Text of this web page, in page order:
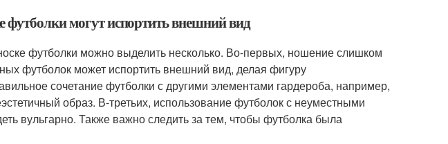
могут испортить внешний вид
футболки можно выделить несколько. Во-первых, ношение слишком
футболок может испортить внешний вид, делая фигуру
сочетание футболки с другими элементами гардероба, например,
образ. В-третьих, использование футболок с неуместными
вульгарно. Также важно следить за тем, чтобы футболка была